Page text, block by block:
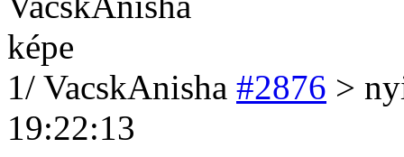
1/ VacskAnisha #2876 >
19:22:13